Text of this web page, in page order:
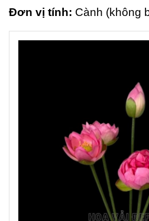
Đơn vị tính: Cành (không